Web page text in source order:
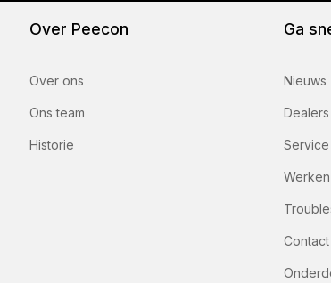
Over Peecon
Over ons
Ons team
Historie
Ga
Nieuws
Dealers
Contact